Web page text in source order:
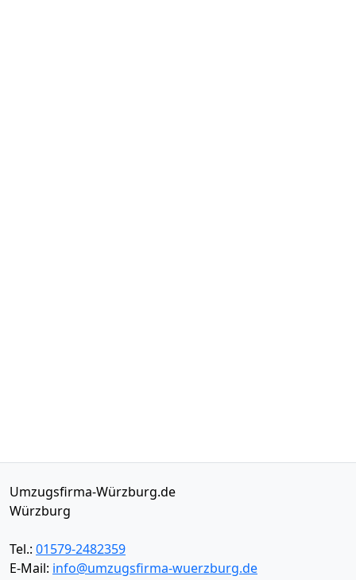
Umzugsfirma-Würzburg.de
Würzburg
Tel.: 01579-2482359
E-Mail: info@umzugsfirma-wuerzburg.de